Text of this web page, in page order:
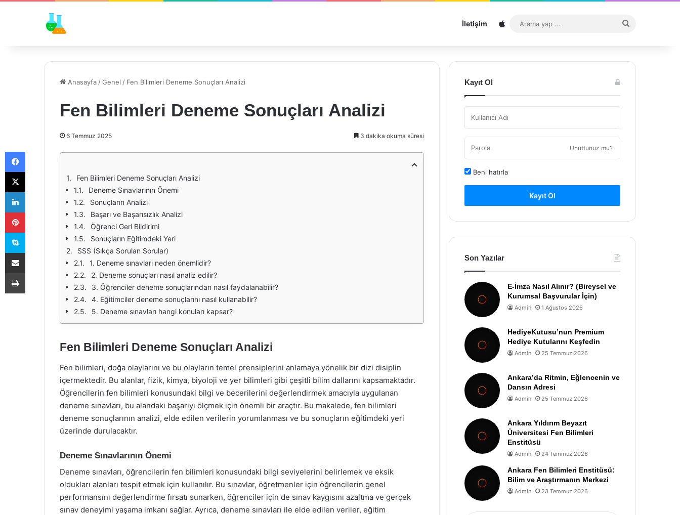
İletişim Sitemap
...
Anasayfa /Genel / Fen Bilimleri Deneme Sonuçları Analizi
Fen Bilimleri Deneme Sonuçları Analizi
6 Temmuz 2025 3 dakika okuma süresi
Fen Bilimleri Deneme Sonuçları Analizi
Deneme Sınavlarının Önemi
Sonuçların Analizi
Başarı ve Başarısızlık Analizi
Öğrenci Geri Bildirimi
Sonuçların Eğitimdeki Yeri
SSS (Sıkça Sorulan Sorular)
1. Deneme sınavları neden önemlidir?
2. Deneme sonuçları nasıl analiz edilir?
3. Öğrenciler deneme sonuçlarından nasıl faydalanabilir?
4. Eğitimciler deneme sonuçlarını nasıl kullanabilir?
5. Deneme sınavları hangi konuları kapsar?
Fen Bilimleri Deneme Sonuçları Analizi
Fen bilimleri, doğa olaylarını ve bu olayların temel prensiplerini anlamaya yönelik bir dizi disiplin
içermektedir. Bu alanlar, fizik, kimya, biyoloji ve yer bilimleri gibi çeşitli bilim dallarını kapsamaktadır.
Öğrencilerin fen bilimleri konusundaki bilgi ve becerilerini değerlendirmek amacıyla uygulanan
deneme sınavları, bu alandaki başarıyı ölçmek için önemli bir araçtır. Bu makalede, fen bilimleri
deneme sonuçlarının analizi, elde edilen verilerin yorumlanması ve bu sonuçların eğitimdeki yeri
üzerinde durulacaktır.
Deneme Sınavlarının Önemi
Deneme sınavları, öğrencilerin fen bilimleri konusundaki bilgi seviyelerini belirlemek ve eksik
oldukları alanları tespit etmek için kullanılır. Bu sınavlar, öğretmenler için öğrencilerin genel
performansını değerlendirme fırsatı sunarken, öğrenciler için de sınav kaygısını azaltma ve gerçek
sınav deneyimi yaşama imkanı sağlar. Ayrıca, deneme sınavları ile elde edilen veriler, eğitim
Kayıt Ol
Unuttunuz mu?
Beni hatırla
Kayıt Ol
Son Yazılar
E-İmza Nasıl Alınır? (Bireysel ve
Kurumsal Başvurular İçin)
Admin 1 Ağustos 2026
HediyeKutusu’nun Premium
Hediye Kutularını Keşfedin
Admin 25 Temmuz 2026
Ankara’da Ritmin, Eğlencenin ve
Dansın Adresi
Admin 25 Temmuz 2026
Ankara Yıldırım Beyazıt
Üniversitesi Fen Bilimleri
Enstitüsü
Admin 24 Temmuz 2026
Ankara Fen Bilimleri Enstitüsü:
Bilim ve Araştırmanın Merkezi
Admin 23 Temmuz 2026
Facebook
X
LinkedIn
Pinterest
Skype
E-Posta ile paylaş